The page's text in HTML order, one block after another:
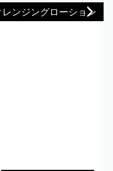
ンジングローション